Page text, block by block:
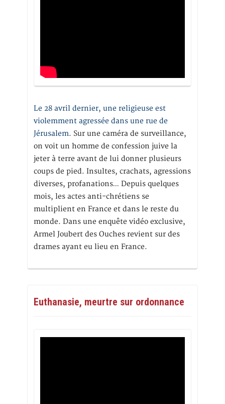
Le 28 avril dernier, une religieuse est
violemment agressée dans une rue de
Jérusalem. Sur une caméra de surveillance,
on voit un homme de confession juive la
jeter à terre avant de lui donner plusieurs
coups de pied. Insultes, crachats, agressions
diverses, profanations… Depuis quelques
mois, les actes anti-chrétiens se
multiplient en France et dans le reste du
monde. Dans une enquête vidéo exclusive,
Armel Joubert des Ouches revient sur des
drames ayant eu lieu en France.
Euthanasie, meurtre sur ordonnance